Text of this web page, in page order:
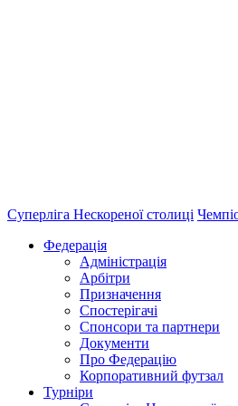
Суперліга Нескореної столиці
Федерація
Адміністрація
Арбітри
Призначення
Спостерігачі
Спонсори та партнери
Документи
Про Федерацію
Корпоративний футзал
Турніри